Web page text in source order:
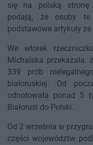
się na polską stronę
podają, że osoby
podstawowe artykuły
We wtorek
Michalska przekazała,
339 prób
białoruskiej. Od
odnotowała ponad 5
Białorusi do Polski.
Od 2 września w
części województw